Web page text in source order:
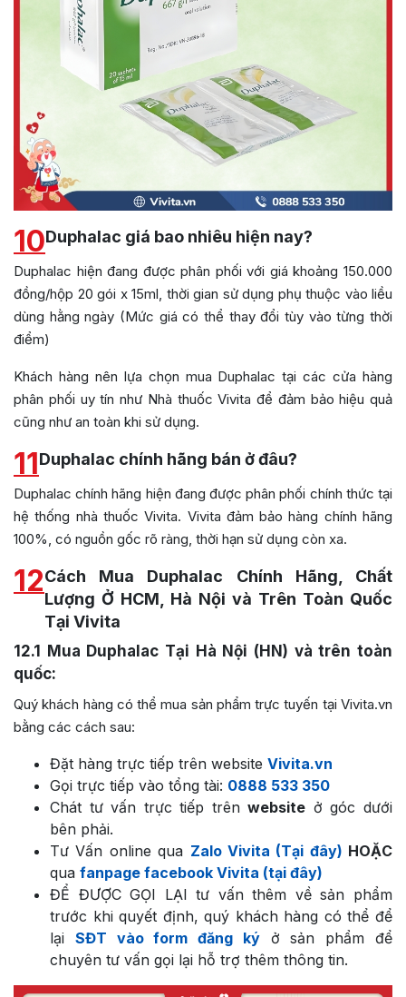
10Duphalac giá bao nhiêu hiện nay?
Duphalac hiện đang được phân phối với giá khoảng 150.000
đồng/hộp 20 gói x 15ml, thời gian sử dụng phụ thuộc vào liều
dùng hằng ngày (Mức giá có thể thay đổi tùy vào từng thời
điểm)
Khách hàng nên lựa chọn mua Duphalac tại các cửa hàng
phân phối uy tín như Nhà thuốc Vivita để đảm bảo hiệu quả
cũng như an toàn khi sử dụng.
11Duphalac chính hãng bán ở đâu?
Duphalac chính hãng hiện đang được phân phối chính thức tại
hệ thống nhà thuốc Vivita. Vivita đảm bảo hàng chính hãng
100%, có nguồn gốc rõ ràng, thời hạn sử dụng còn xa.
12Cách Mua Duphalac Chính Hãng, Chất
Lượng Ở HCM, Hà Nội và Trên Toàn Quốc
Tại Vivita
12.1
Mua Duphalac Tại Hà Nội (HN) và trên toàn
quốc:
Quý khách hàng có thể mua sản phẩm trực tuyến tại Vivita.vn
bằng các cách sau:
Đặt hàng trực tiếp trên website Vivita.vn
Gọi trực tiếp vào tổng tài: 0888 533 350
Chát tư vấn trực tiếp trênwebsite ở góc dưới
bên phải.
Tư Vấn online qua Zalo Vivita (Tại đây) HOẶC
qua fanpage facebook Vivita (tại đây)
ĐỂ ĐƯỢC GỌI LẠI tư vấn thêm về sản phẩm
trước khi quyết định, quý khách hàng có thể để
lại SĐT vào form đăng kýở sản phẩm để
chuyên tư vấn gọi lại hỗ trợ thêm thông tin.